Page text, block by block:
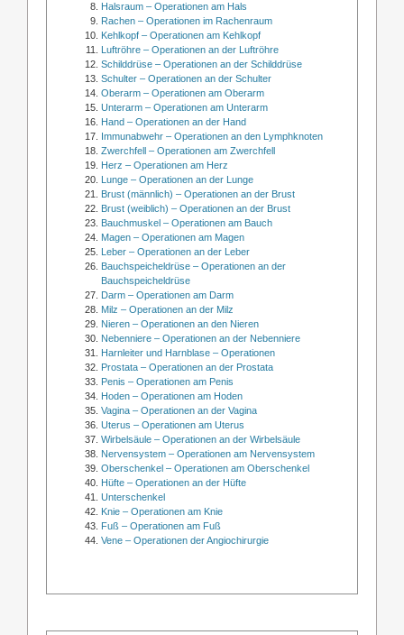
Halsraum – Operationen am Hals
Rachen – Operationen im Rachenraum
Kehlkopf – Operationen am Kehlkopf
Luftröhre – Operationen an der Luftröhre
Schilddrüse – Operationen an der Schilddrüse
Schulter – Operationen an der Schulter
Oberarm – Operationen am Oberarm
Unterarm – Operationen am Unterarm
Hand – Operationen an der Hand
Immunabwehr – Operationen an den Lymphknoten
Zwerchfell – Operationen am Zwerchfell
Herz – Operationen am Herz
Lunge – Operationen an der Lunge
Brust (männlich) – Operationen an der Brust
Brust (weiblich) – Operationen an der Brust
Bauchmuskel – Operationen am Bauch
Magen – Operationen am Magen
Leber – Operationen an der Leber
Bauchspeicheldrüse – Operationen an der
Bauchspeicheldrüse
Darm – Operationen am Darm
Milz – Operationen an der Milz
Nieren – Operationen an den Nieren
Nebenniere – Operationen an der Nebenniere
Harnleiter und Harnblase – Operationen
Prostata – Operationen an der Prostata
Penis – Operationen am Penis
Hoden – Operationen am Hoden
Vagina – Operationen an der Vagina
Uterus – Operationen am Uterus
Wirbelsäule – Operationen an der Wirbelsäule
Nervensystem – Operationen am Nervensystem
Oberschenkel – Operationen am Oberschenkel
Hüfte – Operationen an der Hüfte
Unterschenkel
Knie – Operationen am Knie
Fuß – Operationen am Fuß
Vene – Operationen der Angiochirurgie